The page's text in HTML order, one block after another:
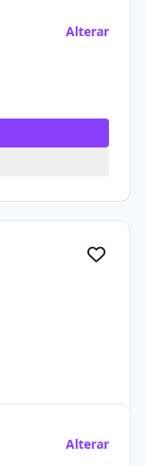
Alterar
Alterar